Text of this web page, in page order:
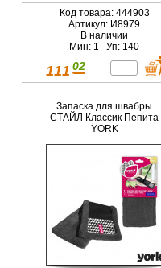
Код товара: 444903
Артикул: И8979
В наличии
Мин: 1 Уп: 140
111 02
Запаска для швабры
СТАЙЛ Классик Пепита
YORK